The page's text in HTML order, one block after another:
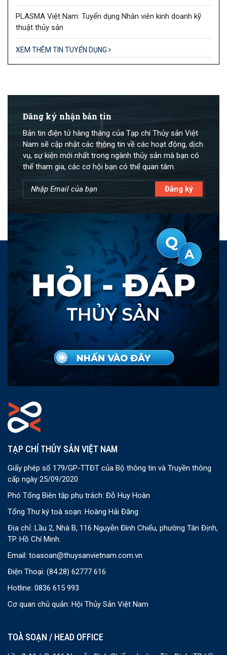
PLASMA Việt Nam: Tuyển dụng Nhân viên kinh doanh kỹ
thuật thủy sản
XEM THÊM TIN TUYỂN DỤNG
Đăng ký nhận bản tin
Bản tin điện tử hàng tháng của Tạp chí Thủy sản Việt
Nam sẽ cập nhật các thông tin về các hoạt động, dịch
vụ, sự kiện mới nhất trong ngành thủy sản mà bạn có
thể tham gia, các cơ hội bạn có thể quan tâm.
TẠP CHÍ THỦY SẢN VIỆT NAM
Giấy phép số 179/GP-TTĐT của Bộ thông tin và Truyền thông
cấp ngày 25/09/2020
Phó Tổng Biên tập phụ trách: Đỗ Huy Hoàn
Tổng Thư ký toà soạn: Hoàng Hải Đăng
Địa chỉ: Lầu 2, Nhà B, 116 Nguyễn Đình Chiểu, phường Tân Định,
TP. Hồ Chí Minh.
Email: toasoan@thuysanvietnam.com.vn
Điện Thoại: (84.28) 62777 616
Hotline: 0836 615 993
Cơ quan chủ quản: Hội Thủy Sản Việt Nam
TOÀ SOẠN / HEAD OFFICE